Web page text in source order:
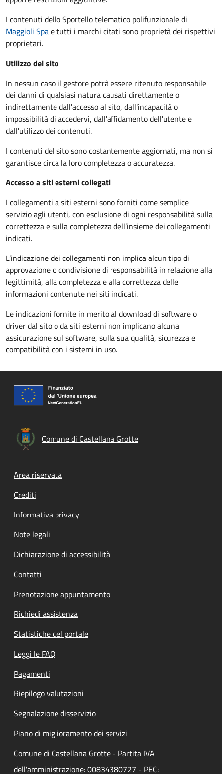
I contenuti dello Sportello telematico polifunzionaledi
Maggioli Spae tutti i marchi citati sono proprietà dei rispettivi
proprietari.
Utilizzo del sito
In nessun caso il gestore potrà essere ritenuto responsabile
dei danni di qualsiasi natura causati direttamente o
indirettamente dall'accesso al sito, dall'incapacità o
impossibilità di accedervi, dall'affidamento dell'utente e
dall'utilizzo dei contenuti.
I contenuti del sito sono costantemente aggiornati, ma non si
garantisce circa la loro completezza o accuratezza.
Accesso a siti esterni collegati
I collegamenti a siti esterni sono forniti come semplice
servizio agli utenti, con esclusione di ogni responsabilità sulla
correttezza e sulla completezza dell’insieme dei collegamenti
indicati.
L’indicazione dei collegamenti non implica alcun tipo di
approvazione o condivisione di responsabilità in relazione alla
legittimità, alla completezza e alla correttezza delle
informazioni contenute nei siti indicati.
Le indicazioni fornite in merito al download di software o
driver dal sito o da siti esterni non implicano alcuna
assicurazione sul software, sulla sua qualità, sicurezza e
compatibilità con i sistemi in uso.
Comune di Castellana Grotte
Footer menu
Area riservata
Crediti
Informativa privacy
Note legali
Dichiarazione di accessibilità
Contatti
Prenotazione appuntamento
Richiedi assistenza
Statistiche del portale
Leggi le FAQ
Pagamenti
Riepilogo valutazioni
Segnalazione disservizio
Piano di miglioramento dei servizi
Comune di Castellana Grotte - Partita IVA
dell'amministrazione: 00834380727 - PEC: